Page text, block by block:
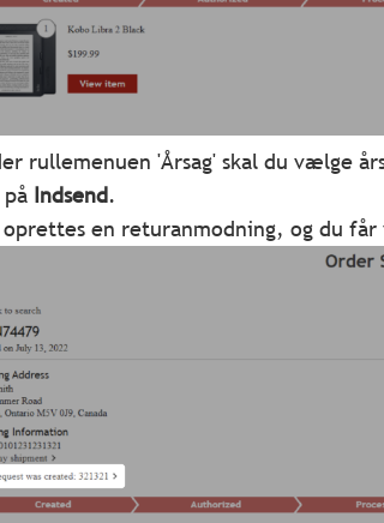
rullemenuen 'Årsag' skal du vælge
Indsend.
oprettes en returanmodning, og du